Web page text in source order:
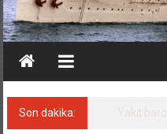
Son dakika: Yakıt